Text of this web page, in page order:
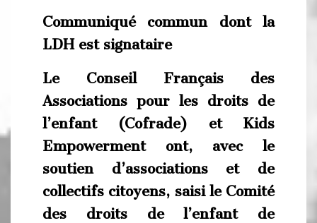
Communiqué commun dont la
LDH est signataire
Le Conseil Français des
Associations pour les droits de
l’enfant (Cofrade) et Kids
Empowerment ont, avec le
soutien d’associations et de
collectifs citoyens, saisi le Comité
des droits de l’enfant de